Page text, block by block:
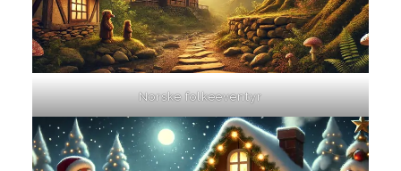
Norske folkeeventyr